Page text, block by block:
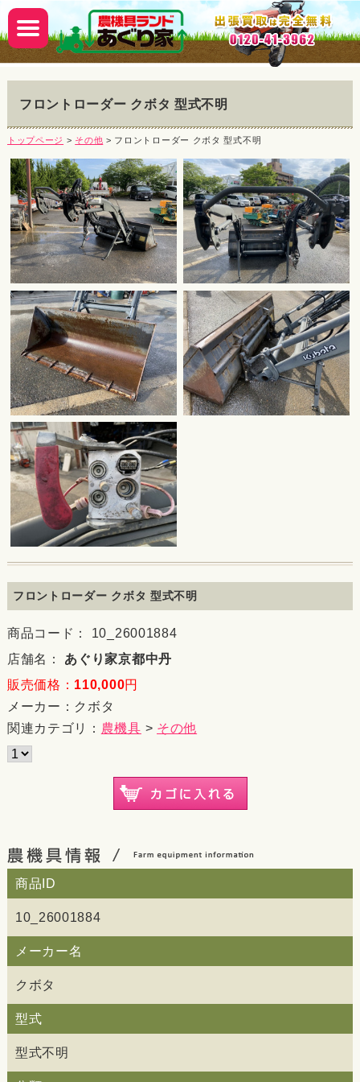
フロントローダー クボタ 型式不明
トップページ > その他 > フロントローダー クボタ 型式不明
フロントローダー クボタ 型式不明
商品コード： 10_26001884
店舗名： あぐり家京都中丹
販売価格： 110,000円
メーカー： クボタ
関連カテゴリ： 農機具 > その他
商品ID
10_26001884
メーカー名
クボタ
型式
型式不明